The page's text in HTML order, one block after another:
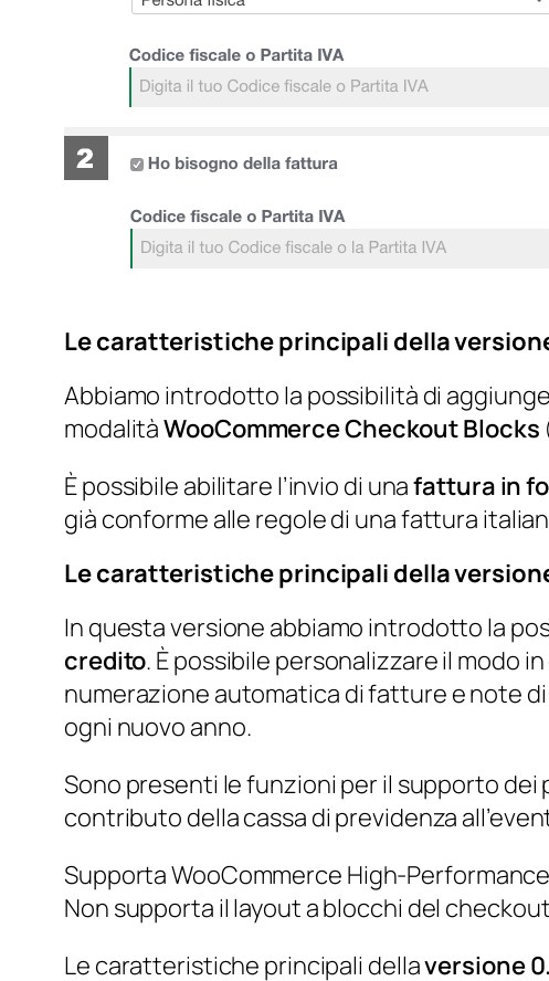
Le caratteristiche principali della
Abbiamo introdotto la possibilità di
modalitàWooCommerce Checkout Blocks
È possibile abilitare l’invio di unafattura in
già conforme alle regole di una fattura
Le caratteristiche principali della
In questa versione abbiamo introdotto la
credito. È possibile personalizzare il modo
numerazione automatica di fatture e note
ogni nuovo anno.
Sono presenti le funzioni per il supporto
contributo della cassa di previdenza
Supporta WooCommerce High-
Non supporta il layout a blocchi del
Le caratteristiche principali dellaversione